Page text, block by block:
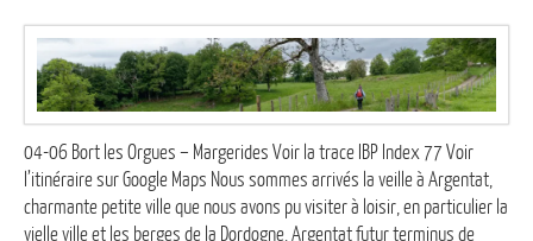
04-06 Bort les Orgues – Margerides Voir la trace IBP Index 77 Voir
l’itinéraire sur Google Maps Nous sommes arrivés la veille à Argentat,
charmante petite ville que nous avons pu visiter à loisir, en particulier la
vielle ville et les berges de la Dordogne. Argentat futur terminus de